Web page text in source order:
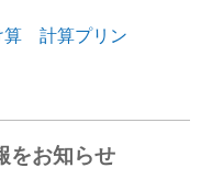
算 計算プリン
をお知らせ